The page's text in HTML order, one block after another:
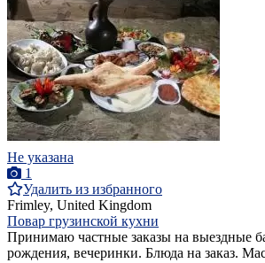
Не указана
1
Удалить из избранного
Frimley, United Kingdom
Повар грузинской кухни
Принимаю частные заказы на выездные
рождения, вечеринки. Блюда на заказ.